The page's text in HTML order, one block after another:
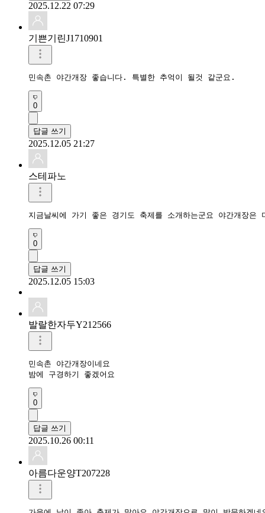
2025.12.22 07:29
기쁜기린J1710901
민속촌 야간개장 좋습니다. 특별한 추억이 될것 같군요.
0
답글 쓰기
2025.12.05 21:27
스테파노
지금날씨에 가기 좋은 경기도 축제를 소개하는군요 야간개장
0
답글 쓰기
2025.12.05 15:03
발랄한자두Y212566
민속촌 야간개장이네요
밤에 구경하기 좋겠어요
0
답글 쓰기
2025.10.26 00:11
아름다운양T207228